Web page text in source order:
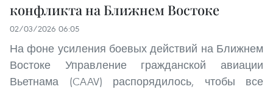
конфликта на Ближнем Востоке
02/03/2026 06:05
На фоне усиления боевых действий на Ближнем
Востоке Управление гражданской авиации
Вьетнама (CAAV) распорядилось, чтобы все